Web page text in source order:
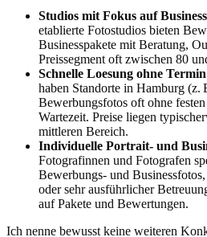
Studios mit Fokus auf
etablierte Fotostudios bieten
Businesspakete mit Beratung,
Preissegment oft zwischen 80
Schnelle Loesung ohne
haben Standorte in Hamburg (z.
Bewerbungsfotos oft ohne
Wartezeit. Preise liegen
mittleren Bereich.
Individuelle Portrait- und
Fotografinnen und Fotografen
Bewerbungs- und
oder sehr ausführlicher
auf Pakete und Bewertungen.
Ich nenne bewusst keine weiteren